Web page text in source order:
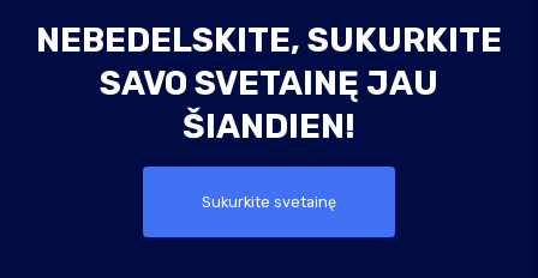
NEBEDELSKITE, SUKURKITE
SAVO SVETAINĘ JAU
ŠIANDIEN!
Sukurkite svetainę